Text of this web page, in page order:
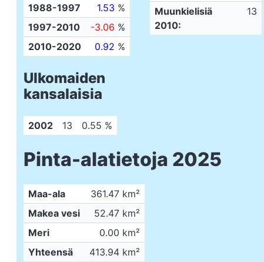
1988-1997 1.53 %
1997-2010
-3.06 %
2010-2020
0.92 %
Muunkielisiä
2010:
13
Ulkomaiden
kansalaisia
2002 13 0.55 %
Pinta-alatietoja 2025
Maa-ala
361.47 km²
Makea vesi
52.47 km²
Meri
0.00 km²
Yhteensä
413.94 km²